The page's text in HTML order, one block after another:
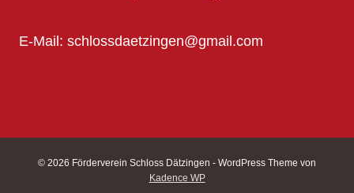
E-Mail: schlossdaetzingen@gmail.com
© 2026 Förderverein Schloss Dätzingen - WordPress Theme von
Kadence WP